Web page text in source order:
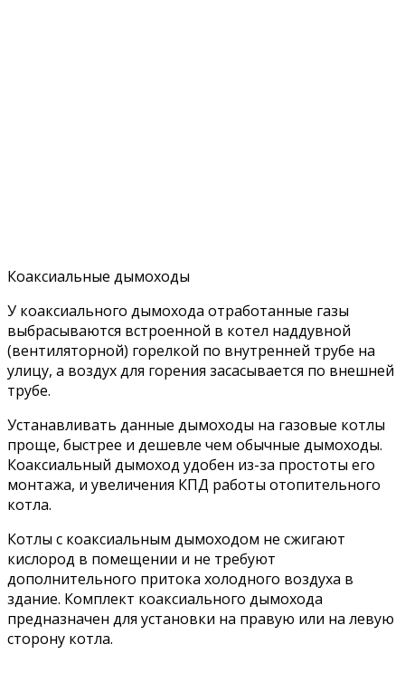
Коаксиальные дымоходы
У коаксиального дымохода отработанные газы
выбрасываются встроенной в котел наддувной
(вентиляторной) горелкой по внутренней трубе на
улицу, а воздух для горения засасывается по внешней
трубе.
Устанавливать данные дымоходы на газовые котлы
проще, быстрее и дешевле чем обычные дымоходы.
Коаксиальный дымоход удобен из-за простоты его
монтажа, и увеличения КПД работы отопительного
котла.
Котлы с коаксиальным дымоходом не сжигают
кислород в помещении и не требуют
дополнительного притока холодного воздуха в
здание. Комплект коаксиального дымохода
предназначен для установки на правую или на левую
сторону котла.